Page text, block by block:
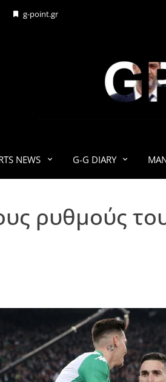
g-point.gr
NEWS G-G DIARY
ρυθμούς